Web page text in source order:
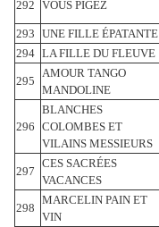
292 VOUS PIGEZ
293 UNE FILLE ÉPATANTE
294 LA FILLE DU FLEUVE
295
AMOUR TANGO
MANDOLINE
296
BLANCHES
COLOMBES ET
VILAINS MESSIEURS
297
CES SACRÉES
VACANCES
298
MARCELIN PAIN ET
VIN